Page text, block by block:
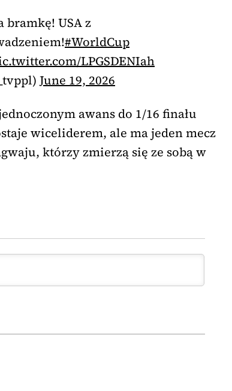
bramkę! USA z
#WorldCup
LPGSDENIah
June 19, 2026
awans do 1/16 finału
wiceliderem, ale ma jeden mecz
którzy zmierzą się ze sobą w